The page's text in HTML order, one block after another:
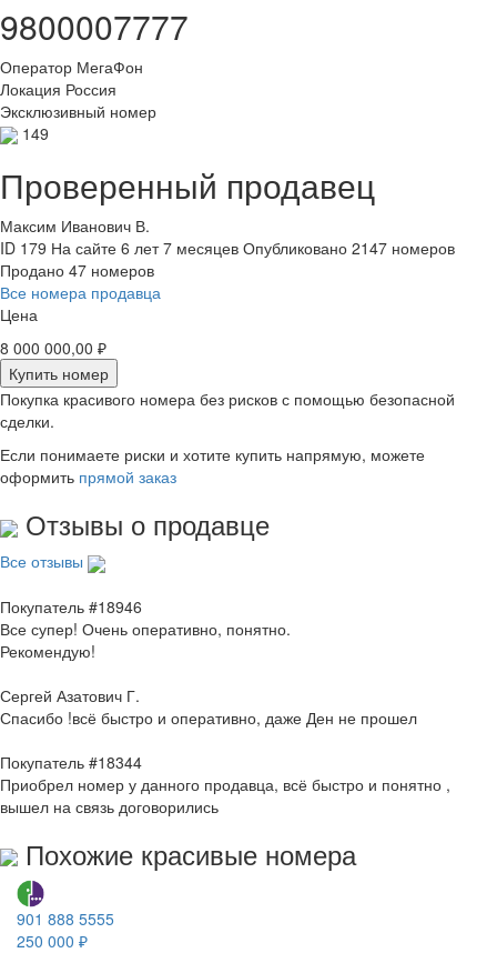
9800007777
Оператор МегаФон
Локация Россия
Эксклюзивный номер
149
Проверенный продавец
Максим Иванович В.
ID 179 На сайте 6 лет 7 месяцев Опубликовано 2147 номеров
Продано 47 номеров
Все номера продавца
Цена
8 000 000,00 ₽
Купить номер
Покупка красивого номера без рисков с помощью безопасной
сделки.
Если понимаете риски и хотите купить напрямую, можете
оформить прямой заказ
Отзывы о продавце
Все отзывы
Покупатель #18946
Все супер! Очень оперативно, понятно.
Рекомендую!
Сергей Азатович Г.
Спасибо !всё быстро и оперативно, даже Ден не прошел
Покупатель #18344
Приобрел номер у данного продавца, всё быстро и понятно ,
вышел на связь договорились
Похожие красивые номера
901 888 5555
250 000 ₽